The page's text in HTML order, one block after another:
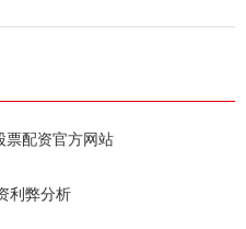
票配资官方网站
利弊分析